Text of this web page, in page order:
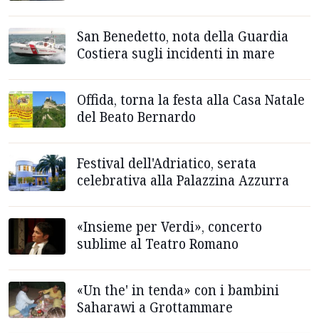
San Benedetto, nota della Guardia
Costiera sugli incidenti in mare
Offida, torna la festa alla Casa Natale
del Beato Bernardo
Festival dell'Adriatico, serata
celebrativa alla Palazzina Azzurra
«Insieme per Verdi», concerto
sublime al Teatro Romano
«Un the' in tenda» con i bambini
Saharawi a Grottammare